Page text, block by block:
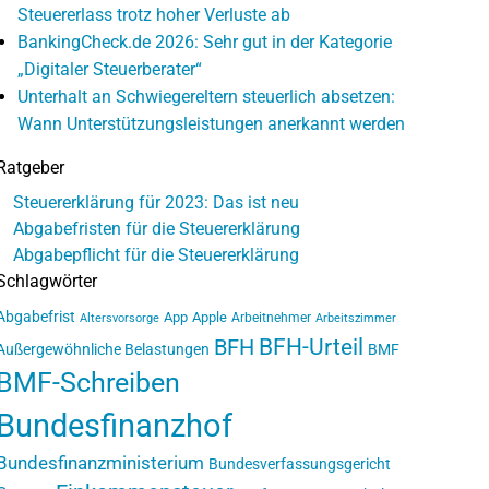
Steuererlass trotz hoher Verluste ab
BankingCheck.de 2026: Sehr gut in der Kategorie
„Digitaler Steuerberater“
Unterhalt an Schwiegereltern steuerlich absetzen:
Wann Unterstützungsleistungen anerkannt werden
Steuererklärung für 2023: Das ist neu
Abgabefristen für die Steuererklärung
Abgabepflicht für die Steuererklärung
Altersvorsorge App Apple Arbeitnehmer Arbeitszimmer
Belastungen BFH BFH-Urteil BMF
Schreiben
Bundesverfassungsgericht